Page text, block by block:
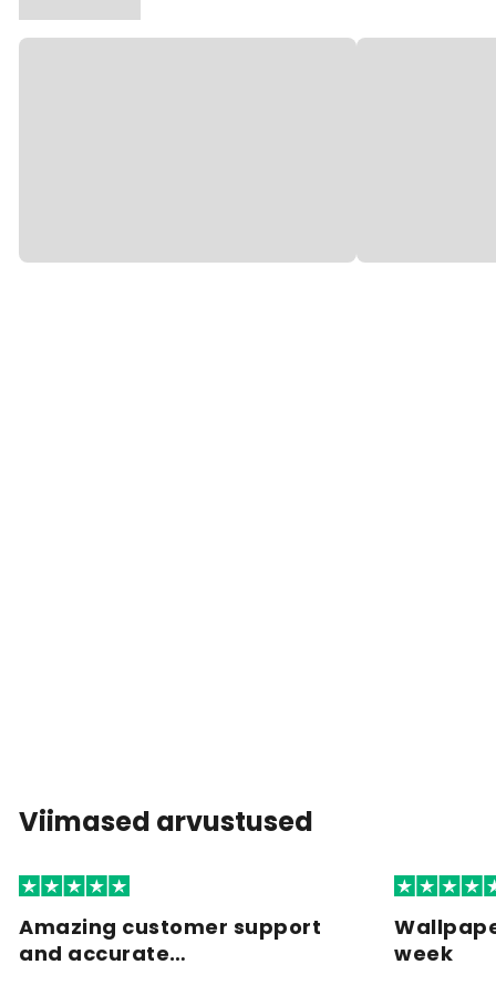
Viimased arvustused
Amazing customer support
and accurate…
week